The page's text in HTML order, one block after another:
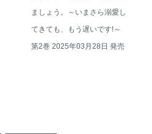
ましょう。～いまさら溺愛し
てきても、もう遅いです!～
第2巻 2025年03月28日 発売